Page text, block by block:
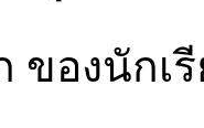
ของนักเ